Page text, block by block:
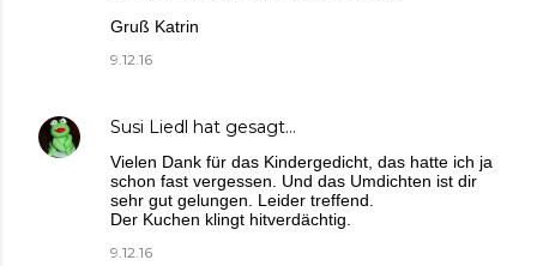
Gruß Katrin
9.12.16
Susi Liedl hat gesagt…
Vielen Dank für das Kindergedicht, das hatte ich ja
schon fast vergessen. Und das Umdichten ist dir
sehr gut gelungen. Leider treffend.
Der Kuchen klingt hitverdächtig.
9.12.16